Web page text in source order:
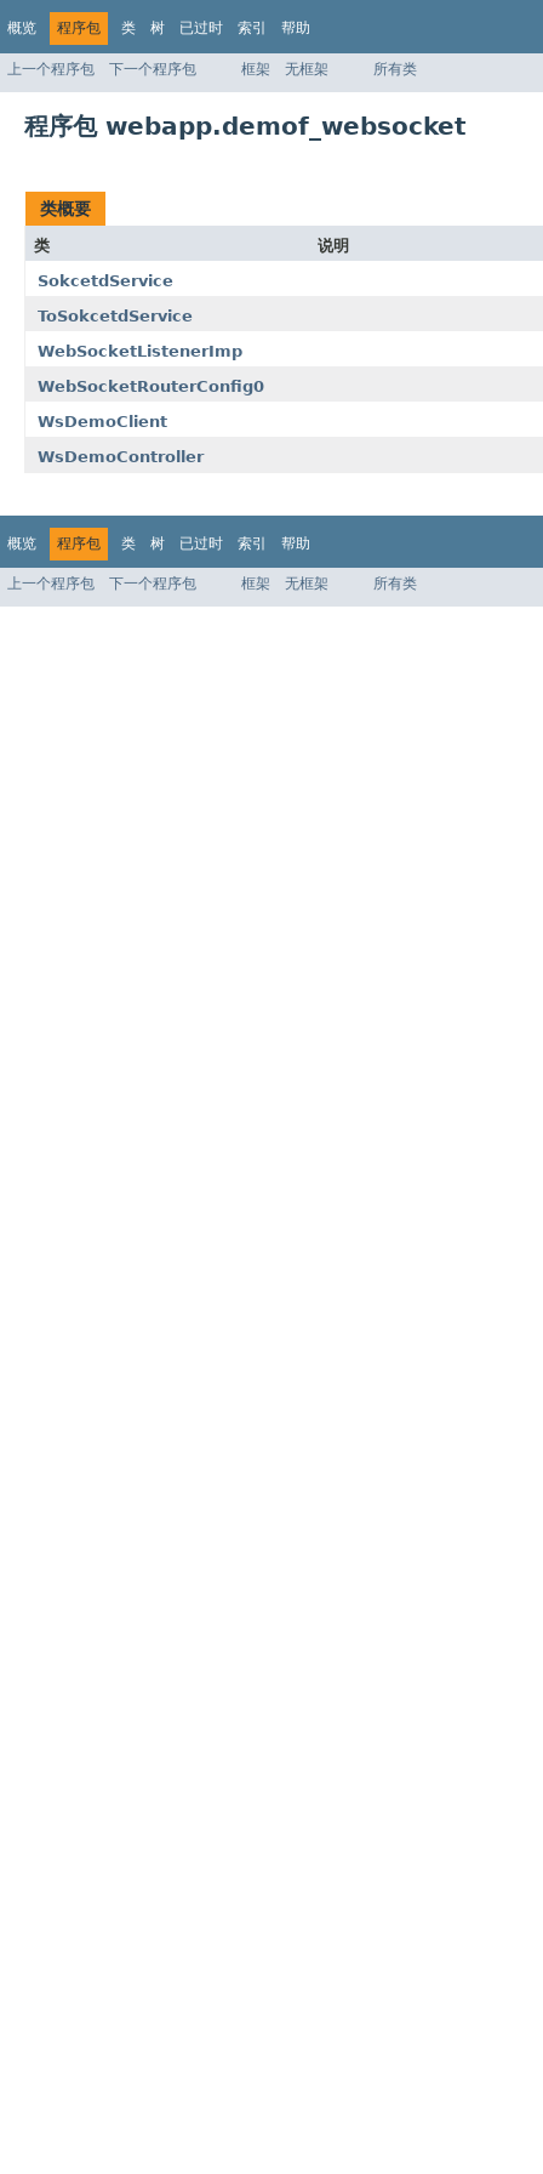
概览 程序包 类 树 已过时 索引 帮助
上一个程序包 下一个程序包 框架 无框架 所有类
程序包 webapp.demof_websocket
类概要
类
说明
SokcetdService
ToSokcetdService
WebSocketListenerImp
WebSocketRouterConfig0
WsDemoClient
WsDemoController
概览 程序包 类 树 已过时 索引 帮助
上一个程序包 下一个程序包 框架 无框架 所有类